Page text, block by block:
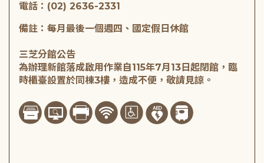
電話：(02) 2636-2331
備註：每月最後一個週四、國定假日休館
三芝分館公告
為辦理新館落成啟用作業自115年7月13日起閉館，臨
時櫃臺設置於同棟3樓，造成不便，敬請見諒。